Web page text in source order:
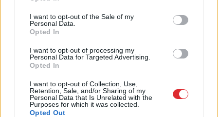
use your data for below specified purposes in below Google
consent section.
I want to opt-out of the Sale of my
Personal Data.
Opted In
I want to opt-out of processing my
Personal Data for Targeted Advertising.
Opted In
I want to opt-out of Collection, Use,
Retention, Sale, and/or Sharing of my
Personal Data that Is Unrelated with the
Purposes for which it was collected.
Opted Out
Viņu skatiens “izurbjas”
citiem cauri: 3 datumi,
kuros dzimušos mēdz
uzskatīt par biedējošiem